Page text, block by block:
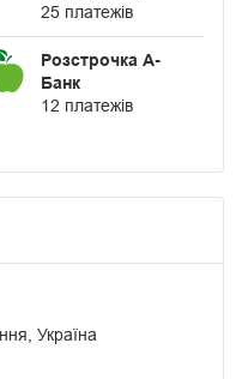
25 платежів
Розстрочка А-
Банк
12 платежів
Україна